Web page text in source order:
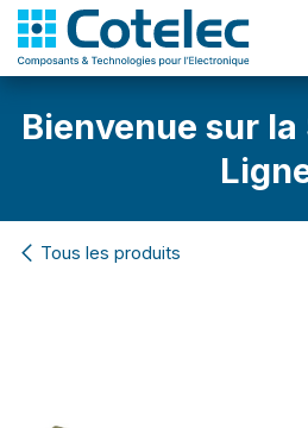
Bienvenue sur
Tous les produits